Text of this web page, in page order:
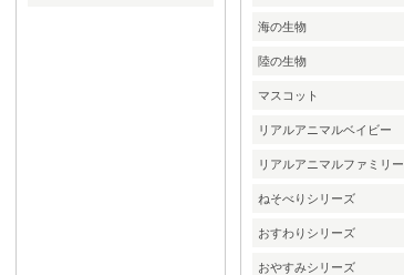
海の生物
陸の生物
マスコット
リアルアニマルベイビー
リアルアニマルファミリー
ねそべりシリーズ
おすわりシリーズ
おやすみシリーズ